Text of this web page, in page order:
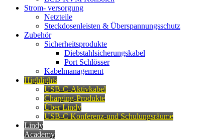
Strom- versorgung
Netzteile
Steckdosenleisten & Überspannungsschutz
Zubehör
Sicherheitsprodukte
Diebstahlsicherungskabel
Port Schlösser
Kabelmanagement
Highlights
USB-C-Aktivkabel
Charging-Produkte
Über Lindy
USB-C Konferenz-und Schulungsräume
Lindy
Academy